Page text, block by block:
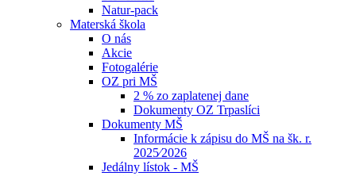
Natur-pack
Materská škola
O nás
Akcie
Fotogalérie
OZ pri MŠ
2 % zo zaplatenej dane
Dokumenty OZ Trpaslíci
Dokumenty MŠ
Informácie k zápisu do MŠ na šk. r.
2025⁄2026
Jedálny lístok - MŠ